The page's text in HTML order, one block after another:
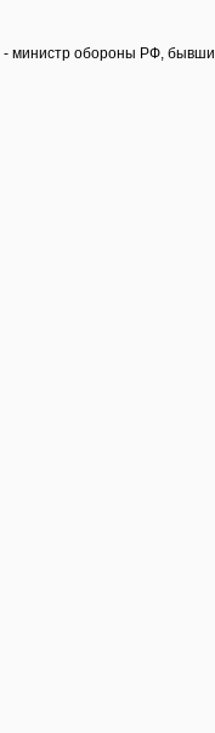
- министр обороны РФ,